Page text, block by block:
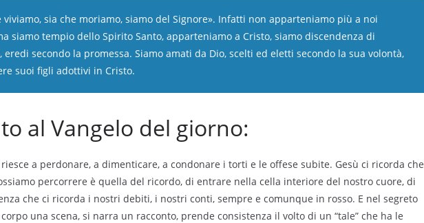
viviamo, sia che moriamo, siamo del Signore». Infatti non apparteniamo più a noi
siamo tempio dello Spirito Santo, apparteniamo a Cristo, siamo discendenza di
eredi secondo la promessa. Siamo amati da Dio, scelti ed eletti secondo la sua volontà,
suoi figli adottivi in Cristo.
al Vangelo del giorno:
a perdonare, a dimenticare, a condonare i torti e le offese subite. Gesù ci ricorda che
percorrere è quella del ricordo, di entrare nella cella interiore del nostro cuore, di
che ci ricorda i nostri debiti, i nostri conti, sempre e comunque in rosso. E nel segreto
una scena, si narra un racconto, prende consistenza il volto di un “tale” che ha le